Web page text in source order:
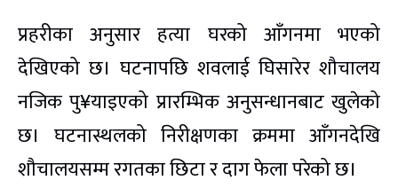
प्रहरीका अनुसार हत्या घरको आँगनमा भएको
देखिएको छ। घटनापछि शवलाई घिसारेर शौचालय
नजिक पु¥याइएको प्रारम्भिक अनुसन्धानबाट खुलेको
छ। घटनास्थलको निरीक्षणका क्रममा आँगनदेखि
शौचालयसम्म रगतका छिटा र दाग फेला परेको छ।